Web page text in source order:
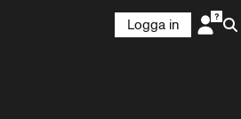
Logga in